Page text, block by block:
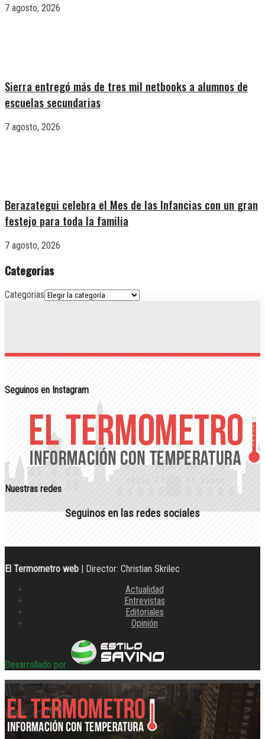
7 agosto, 2026
Sierra entregó más de tres mil netbooks a alumnos de
escuelas secundarias
7 agosto, 2026
Berazategui celebra el Mes de las Infancias con un gran
festejo para toda la familia
7 agosto, 2026
Categorias
Categorias
Seguinos en Instagram
Nuestras redes
Seguinos en las redes sociales
El Termometro web | Director: Christian Skrilec
Actualidad
Entrevistas
Editoriales
Opinión
Desarrollado por